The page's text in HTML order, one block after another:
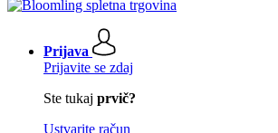
Prijava
Prijavite se zdaj
Ste tukaj prvič?
Ustvarite račun